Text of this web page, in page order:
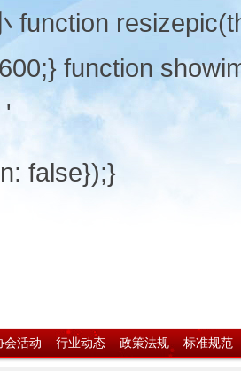
function
function
'
false});}
会活动 行业动态 政策法规 标准规范